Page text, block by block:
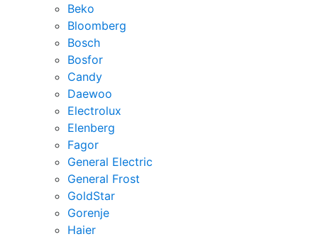
Beko
Bloomberg
Bosch
Bosfor
Candy
Daewoo
Electrolux
Elenberg
Fagor
General Electric
General Frost
GoldStar
Gorenje
Haier